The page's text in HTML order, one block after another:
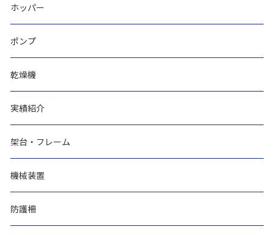
ホッパー
ポンプ
乾燥機
実績紹介
架台・フレーム
機械装置
防護柵